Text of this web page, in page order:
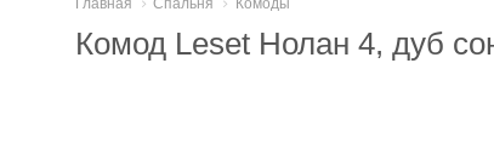
Главная Спальня Комоды
Комод Leset Нолан 4, дуб